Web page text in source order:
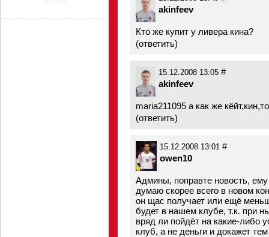
akinfeev
Кто же купит у ливера кина?
(ответить)
15.12.2008 13:05 #
akinfeev
mаriа211095 а как же
(ответить)
15.12.2008 13:01 #
owen10
Админы, поправте новость,
думаю скорее всего в новом
он щас получает или ещё
будет в нашем клубе, т.к. при
вряд ли пойдёт на какие-либо
клуб, а не деньги и докажет